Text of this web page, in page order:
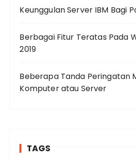
Keunggulan Server IBM Bagi
Berbagai Fitur Teratas Pada
2019
Beberapa Tanda Peringatan
Komputer atau Server
TAGS